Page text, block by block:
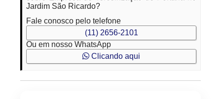
Jardim São Ricardo?
Fale conosco pelo telefone
(11) 2656-2101
Ou em nosso WhatsApp
Clicando aqui